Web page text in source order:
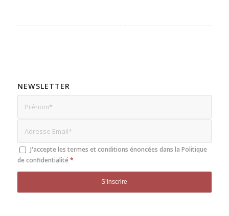
NEWSLETTER
J'accepte les termes et conditions énoncées dans la Politique
de confidentialité *